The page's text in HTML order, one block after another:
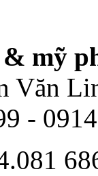
mỹ
Văn
-